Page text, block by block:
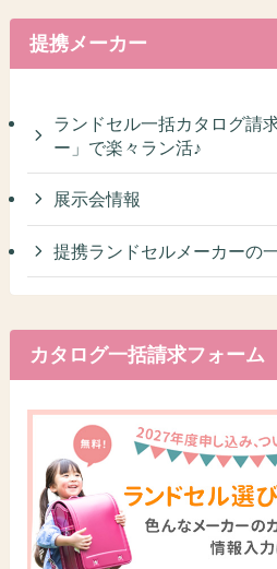
提携メーカー
ランドセル一括カタログ請
ー」で楽々ラン活♪
展示会情報
提携ランドセルメーカーの
カタログ一括請求フォーム